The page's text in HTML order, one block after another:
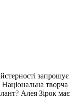
запрошує
Національна творча
Алея Зірок має